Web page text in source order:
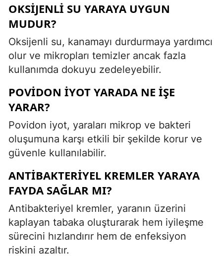
OKSIJENLI SU YARAYA UYGUN
MUDUR?
Oksijenli su, kanamayı durdurmaya yardımcı
olur ve mikropları temizler ancak fazla
kullanımda dokuyu zedeleyebilir.
POVIDON İYOT YARADA NE İŞE
YARAR?
Povidon iyot, yaraları mikrop ve bakteri
oluşumuna karşı etkili bir şekilde korur ve
güvenle kullanılabilir.
ANTIBAKTERIYEL KREMLER YARAYA
FAYDA SAĞLAR MI?
Antibakteriyel kremler, yaranın üzerini
kaplayan tabaka oluşturarak hem iyileşme
sürecini hızlandırır hem de enfeksiyon
riskini azaltır.